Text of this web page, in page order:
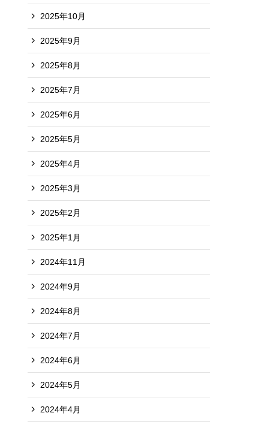
2025年10月
2025年9月
2025年8月
2025年7月
2025年6月
2025年5月
2025年4月
2025年3月
2025年2月
2025年1月
2024年11月
2024年9月
2024年8月
2024年7月
2024年6月
2024年5月
2024年4月